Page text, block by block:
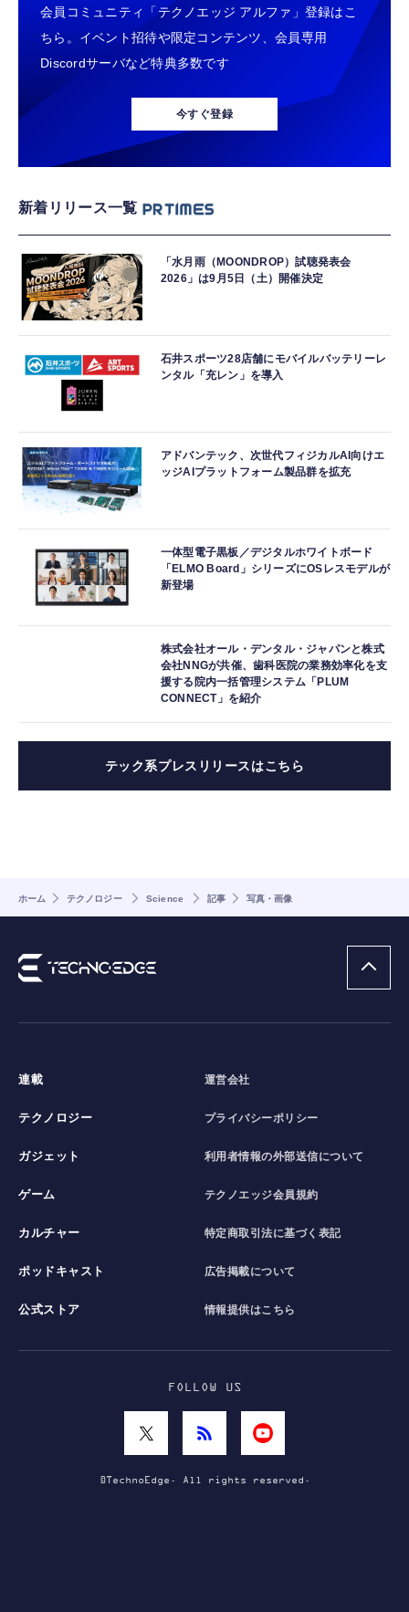
会員コミュニティ「テクノエッジ アルファ」登録はこ
ちら。イベント招待や限定コンテンツ、会員専用
Discordサーバなど特典多数です
今すぐ登録
新着リリース一覧
「水月雨（MOONDROP）試聴発表会
2026」は9月5日（土）開催決定
石井スポーツ28店舗にモバイルバッテリーレ
ンタル「充レン」を導入
アドバンテック、次世代フィジカルAI向けエ
ッジAIプラットフォーム製品群を拡充
一体型電子黒板／デジタルホワイトボード
「ELMO Board」シリーズにOSレスモデルが
新登場
株式会社オール・デンタル・ジャパンと株式
会社NNGが共催、歯科医院の業務効率化を支
援する院内一括管理システム「PLUM
CONNECT」を紹介
テック系プレスリリースはこちら
ホーム テクノロジー Science 記事 写真・画像
連載
テクノロジー
ガジェット
ゲーム
カルチャー
ポッドキャスト
公式ストア
運営会社
プライバシーポリシー
利用者情報の外部送信について
テクノエッジ会員規約
特定商取引法に基づく表記
広告掲載について
情報提供はこちら
FOLLOW US
©TechnoEdge. All rights reserved.